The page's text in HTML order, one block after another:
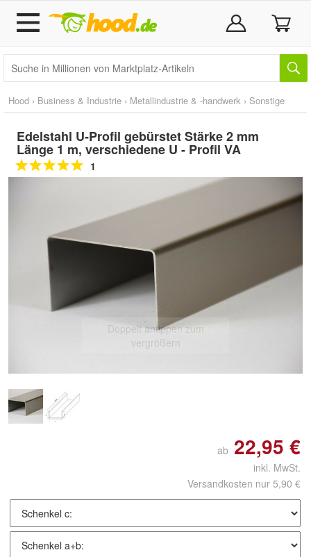
Hood › Business & Industrie › Metallindustrie & -handwerk › Sonstige
Edelstahl U-Profil gebürstet Stärke 2 mm
Länge 1 m, verschiedene U - Profil VA
1
Doppelt antippen zum
vergrößern
ab 22,95 €
inkl. MwSt.
Versandkosten nur 5,90 €